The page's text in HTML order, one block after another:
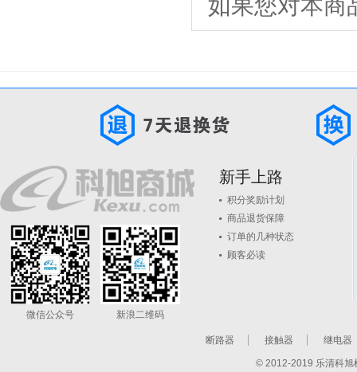
如果您对本商
微信公众号 新浪二维码
新手上路
积分奖励计划
商品退货保障
订单的几种状态
顾客必读
断路器 接触器 继电器
© 2012-2019 乐清科旭